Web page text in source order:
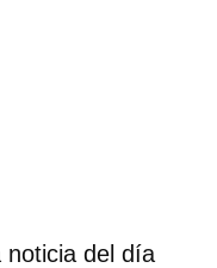
noticia del día